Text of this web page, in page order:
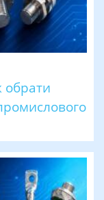
обрати